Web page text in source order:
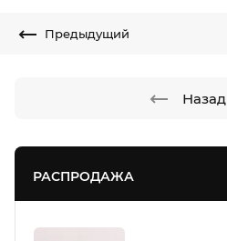
РАСПРОДАЖА
Предыдущий
Назад